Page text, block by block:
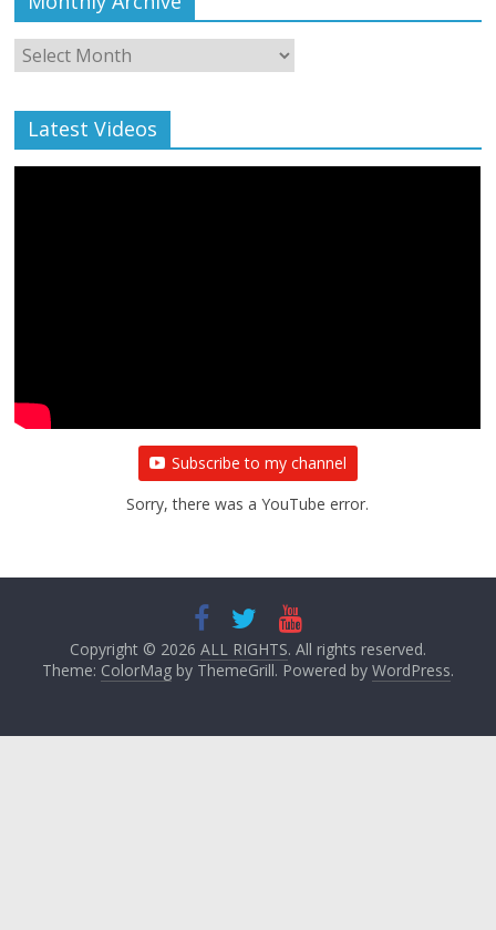
Monthly
Archive
Latest Videos
Subscribe to my channel
Sorry, there was a YouTube error.
Copyright © 2026 ALL RIGHTS. All rights reserved.
Theme: ColorMagby ThemeGrill. Powered by WordPress.